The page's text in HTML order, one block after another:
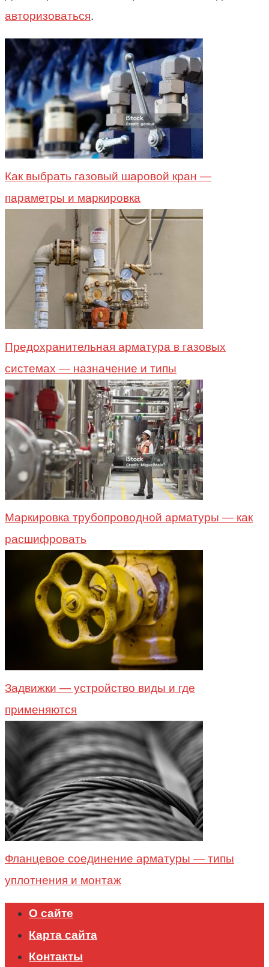
авторизоваться.
Как выбрать газовый шаровой кран —
параметры и маркировка
Предохранительная арматура в газовых
системах — назначение и типы
Маркировка трубопроводной арматуры — как
расшифровать
Задвижки — устройство виды и где
применяются
Фланцевое соединение арматуры — типы
уплотнения и монтаж
О сайте
Карта сайта
Контакты